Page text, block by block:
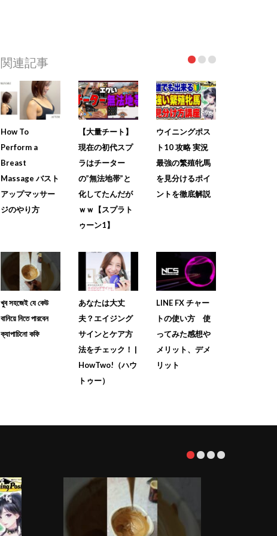
関連記事
How To
Perform a
Breast
Massage バスト
アップマッサー
ジのやり方
【大量チート】
現在の初代スプ
ラはチーター
の”無法地帯”と
化してたんだが
ｗｗ【スプラト
ゥーン1】
ウイニングポス
ト10 攻略 実況
最強の繁殖牝馬
を見分けるポイ
ントを徹底解説
খুব সহজেই যে কেউ
বানিয়ে নিতে পারবেন
ক্যাপাচিনো কফি
あなたは大丈
夫？エイジング
サインとケア方
法をチェック！ |
HowTwo!（ハウ
トゥー）
LINE FX チャー
トの使い方 使
ってみた感想や
メリット、デメ
リット